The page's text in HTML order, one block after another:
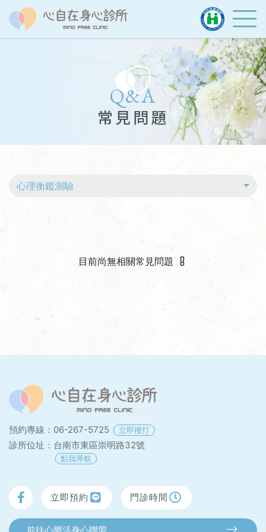
Q&A
常見問題
心理衡鑑測驗
目前尚無相關常見問題
預約專線： 06-267-5725 立即撥打
診所位址： 台南市東區崇明路32號
點我導航
立即預約 門診時間
前往心樂活身心聯盟